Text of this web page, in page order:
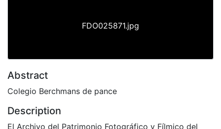
FDO025871.jpg
Abstract
Colegio Berchmans de pance
Description
El Archivo del Patrimonio Fotográfico y Fílmico del